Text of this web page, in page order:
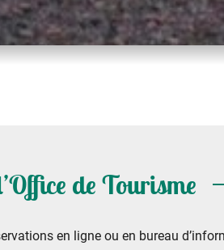
de Tourisme
en ligne ou en bureau